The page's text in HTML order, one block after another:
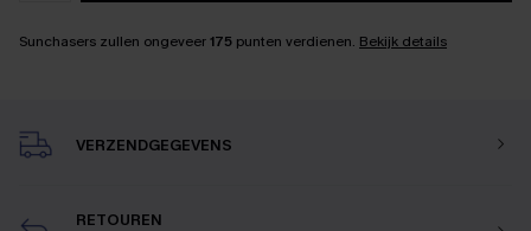
Sunchasers zullen ongeveer175 punten verdienen. Bekijk details
VERZENDGEGEVENS
RETOUREN